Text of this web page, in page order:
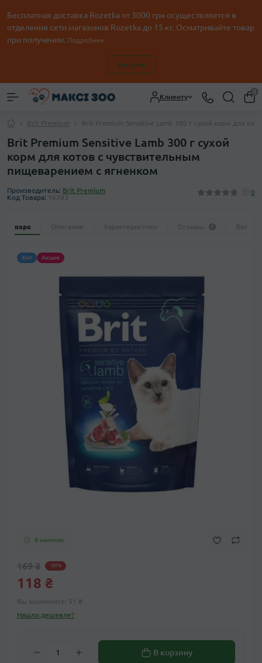
Бесплатная доставка Rozetka от 3000 грн осуществляется в
отделения сети магазинов Rozetka до 15 кг. Осматривайте товар
при получении. Подробнее
Закрыть
Клиенту
0
Brit Premium Brit Premium Sensitive Lamb 300 г сухой корм для
Brit Premium Sensitive Lamb 300 г сухой
корм для котов с чувствительным
пищеварением с ягненком
Производитель: Brit Premium
Код Товара: 16393
0
товаре Описание Характеристики Отзывы 0
Хит Акция
В наличии
169 ₴ -30%
118 ₴
Вы экономите: 51 ₴
Нашли дешевле?
В корзину